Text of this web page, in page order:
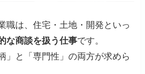
職は、住宅・土地・開発といっ
な商談を扱う仕事です。
」と「専門性」の両方が求めら